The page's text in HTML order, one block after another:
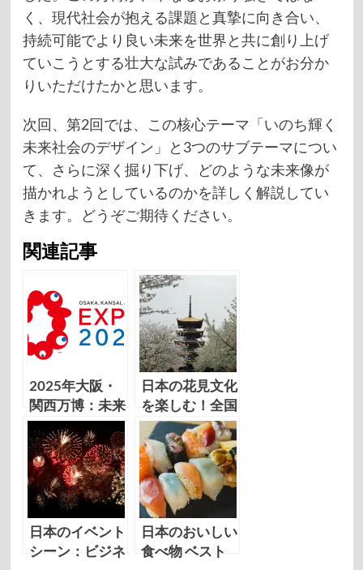
く、現代社会が抱える課題と真摯に向き合い、
持続可能でより良い未来を世界と共に創り上げ
ていこうとする壮大な試みであることがお分か
りいただけたかと思います。
次回、第2回では、この核心テーマ「いのち輝く
未来社会のデザイン」と3つのサブテーマについ
て、さらに深く掘り下げ、どのような未来像が
描かれようとしているのかを詳しく解説してい
きます。どうぞご期待ください。
関連記事
2025年大阪・
関西万博：未来
を体感する世界
の祭典
日本の花見文化
を楽しむ！全国
のお花見スポッ
ト特集
日本のイベント
シーン：ビジネ
日本のおいしい
食べ物 ベスト